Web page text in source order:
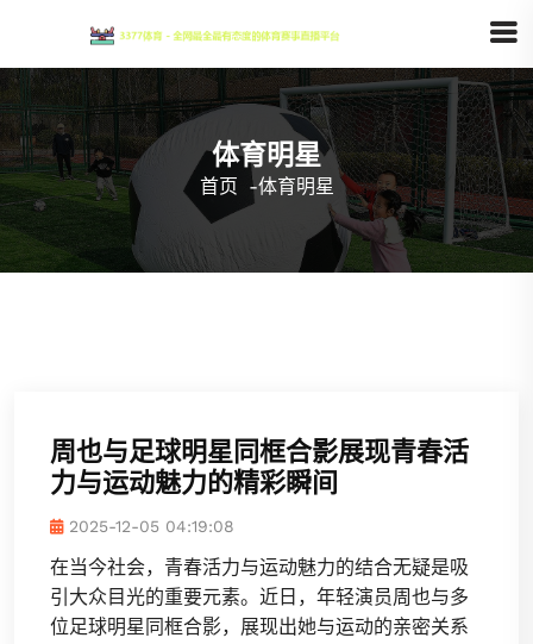
体育明星
首页 -体育明星
周也与足球明星同框合影展现青春活
力与运动魅力的精彩瞬间
2025-12-05 04:19:08
在当今社会，青春活力与运动魅力的结合无疑是吸
引大众目光的重要元素。近日，年轻演员周也与多
位足球明星同框合影，展现出她与运动的亲密关系